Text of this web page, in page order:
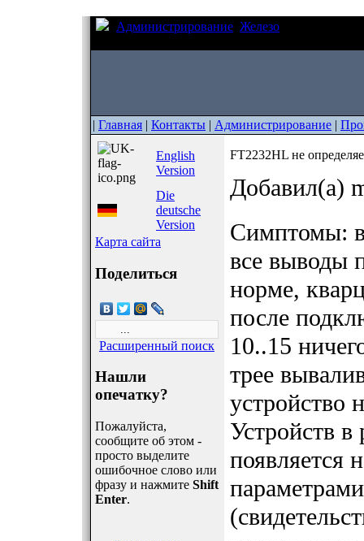
Администрирование Железо
| Главная | Контакты | Администрирование |
English
Version
Die
deutsche
Version
Карта сайта
Поделиться
Расширенный поиск
Нашли
опечатку?
Пожалуйста,
сообщите об этом -
просто выделите
ошибочное слово или
фразу и нажмите Shift
Enter.
FT2232HL не
Добавил(а)
Симптомы:
все выводы
норме,
после
10..15
трее
устройство
Устройств
появляется